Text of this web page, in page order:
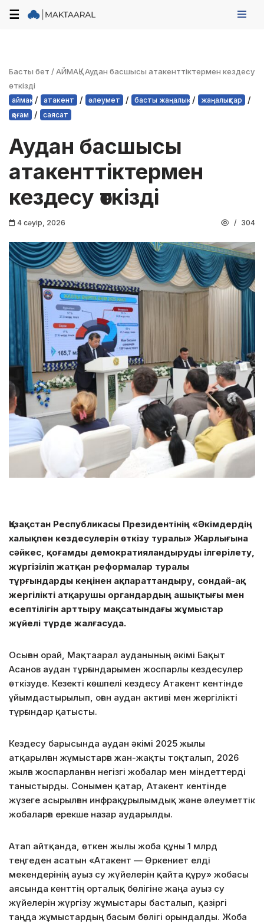
☰
Басты бет /АЙМАҚ/Аудан басшысы атакенттіктермен кездесу
өткізді
аймақ / атакент / әлеумет / басты жаңалық / жаңалықтар /
қоғам / саясат
Аудан басшысы
атакенттіктермен
кездесу өткізді
4 сәуір, 2026 304
Қазақстан Республикасы Президентінің «Әкімдердің
халықпен кездесулерін өткізу туралы» Жарлығына
сәйкес, қоғамды демократияландыруды ілгерілету,
жүргізіліп жатқан реформалар туралы
тұрғындарды кеңінен ақпараттандыру, сондай-ақ
жергілікті атқарушы органдардың ашықтығы мен
есептілігін арттыру мақсатындағы жұмыстар
жүйелі түрде жалғасуда.
Осыған орай, Мақтаарал ауданының әкімі Бақыт
Асанов аудан тұрғындарымен жоспарлы кездесулер
өткізуде. Кезекті көшпелі кездесу Атакент кентінде
ұйымдастырылып, оған аудан активі мен жергілікті
тұрғындар қатысты.
Кездесу барысында аудан әкімі 2025 жылы
атқарылған жұмыстарға жан-жақты тоқталып, 2026
жылға жоспарланған негізгі жобалар мен міндеттерді
таныстырды. Сонымен қатар, Атакент кентінде
жүзеге асырылған инфрақұрылымдық және әлеуметтік
жобаларға ерекше назар аударылды.
Атап айтқанда, өткен жылы жоба құны 1 млрд
теңгеден асатын «Атакент — Өркениет елді
мекендерінің ауыз су жүйелерін қайта құру» жобасы
аясында кенттің орталық бөлігіне жаңа ауыз су
жүйелерін жүргізу жұмыстары басталып, қазіргі
таңда жұмыстардың басым бөлігі орындалды. Жоба